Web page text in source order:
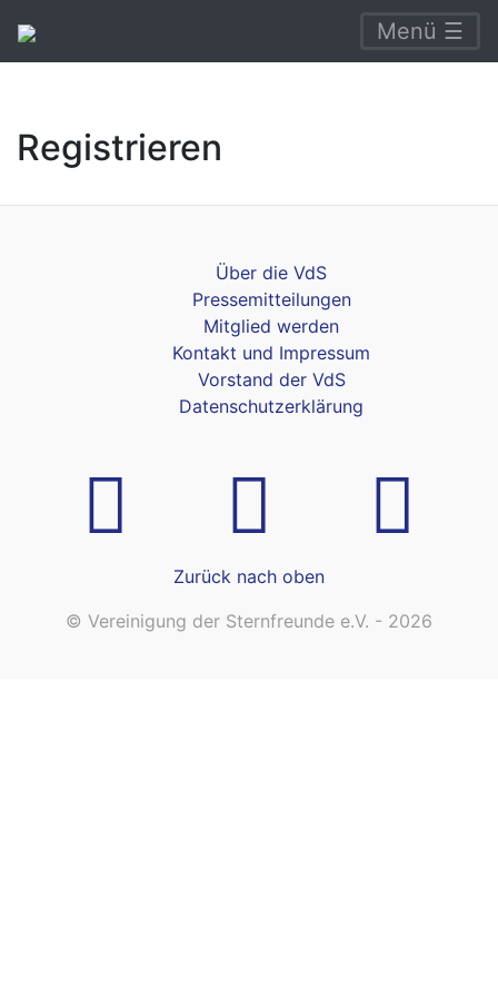
Menü ☰
Registrieren
Über die VdS
Pressemitteilungen
Mitglied werden
Kontakt und Impressum
Vorstand der VdS
Datenschutzerklärung
Zurück nach oben
© Vereinigung der Sternfreunde e.V. - 2026